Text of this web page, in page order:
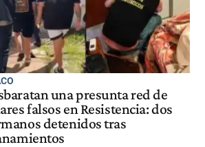
una presunta red de
falsos en Resistencia: dos
detenidos tras